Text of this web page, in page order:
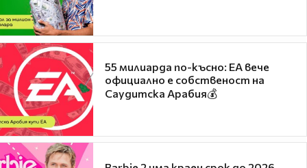
55 милиарда по-късно: EA вече
официално е собственост на
Саудитска Арабия💰